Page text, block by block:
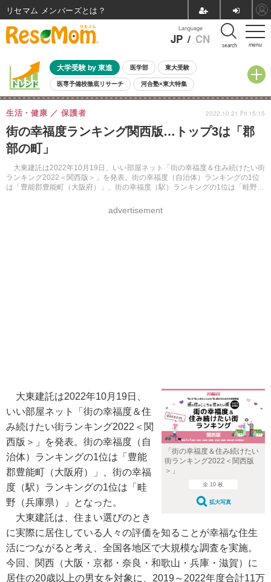
menu
Language
JP / CN search
大学受験 by 東進 医学部 東大受験
医専予備校徹底リサーチ 河合塾×東大特集
親子で考える大学選び 高校受験 中学受験 小学校受験
共通テスト 夏休み
8月開催イベント・WS 全国公立高校 過去問 人気記事
自由研究教材（小学生向け）
街の幸福度ランキング関西版…トップ3は「郡
部の町」
大東建託は2022年10月19日、いい部屋ネット「街の幸福度＆住み続けたい街
ランキング2022＜関西版＞」を発表。街の幸福度（自治体）ランキングの1位
は「豊能郡豊能町（大阪府）」、街の幸福度（駅）ランキングの1位は「畦野
生活・健康 保護者
advertisement
2022.10.21 Fri 15:15
「街の幸福度＆住み続けたい
街ランキング2022＜関西版
＞」
全 10 枚
拡大写真
大東建託は2022年10月19日、
いい部屋ネット「街の幸福度＆住
み続けたい街ランキング2022＜関
西版＞」を発表。街の幸福度（自
治体）ランキングの1位は「豊能
郡豊能町（大阪府）」、街の幸福
度（駅）ランキングの1位は「畦
野（兵庫県）」となった。
大東建託は、住まい選びのとき
に実際に居住している人々の評価を知ることが幸福な住生
活につながると考え、全国各地区で大規模な調査を実施。
今回、関西（大阪・京都・奈良・和歌山・兵庫・滋賀）に
居住の20歳以上の男女を対象に、2019～2022年度合計11万
リセマム メンバーズ